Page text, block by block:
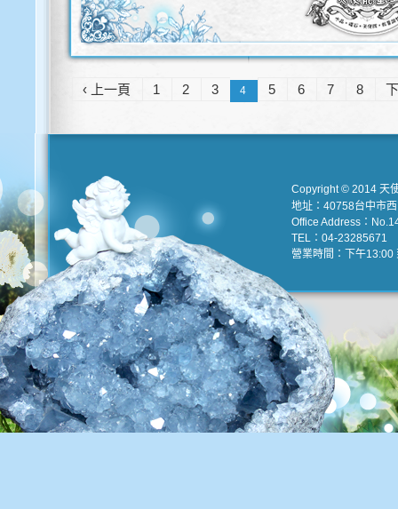
‹ 上一頁 1 2 3 4 5 6 7 8
Copyright © 2014 天
地址：40758台中市
Office Address：
TEL：04-23285671
營業時間：下午13:00